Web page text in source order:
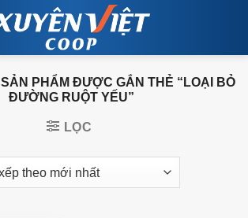
SẢN PHẨM ĐƯỢC GẮN THẺ “LOẠI BỎ
ĐƯỜNG RUỘT YẾU”
LỌC